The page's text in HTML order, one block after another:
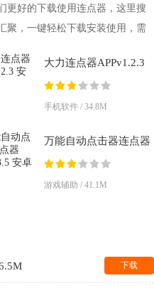
更好的下载使用连点器，这里搜
聚，一键轻松下载安装使用，需
大力连点器APPv1.2.3
安卓版
手机软件 / 34.8M
万能自动点击器连点器
appv4.3.5 安卓版
游戏辅助 / 41.1M
下载